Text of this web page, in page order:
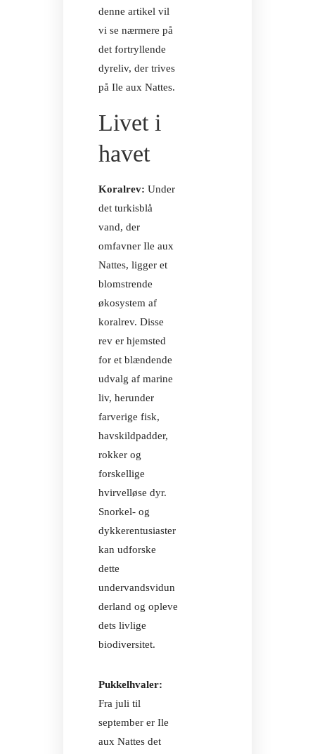
denne artikel vil
vi se nærmere på
det fortryllende
dyreliv, der trives
på Ile aux Nattes.
Livet i
havet
Koralrev: Under
det turkisblå
vand, der
omfavner Ile aux
Nattes, ligger et
blomstrende
økosystem af
koralrev. Disse
rev er hjemsted
for et blændende
udvalg af marine
liv, herunder
farverige fisk,
havskildpadder,
rokker og
forskellige
hvirvelløse dyr.
Snorkel- og
dykkerentusiaster
kan udforske
dette
undervandsvidun
derland og opleve
dets livlige
biodiversitet.
Pukkelhvaler:
Fra juli til
september er Ile
aux Nattes det